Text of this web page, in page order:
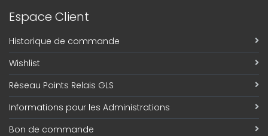
Espace Client
Historique de commande
Wishlist
Réseau Points Relais GLS
Informations pour les Administrations
Bon de commande